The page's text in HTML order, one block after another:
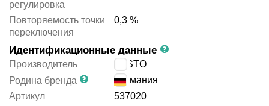
регулировка
Повторяемость точки
переключения
0,3 %
Идентификационные данные
Производитель
FESTO
Родина бренда
Германия
Артикул
537020